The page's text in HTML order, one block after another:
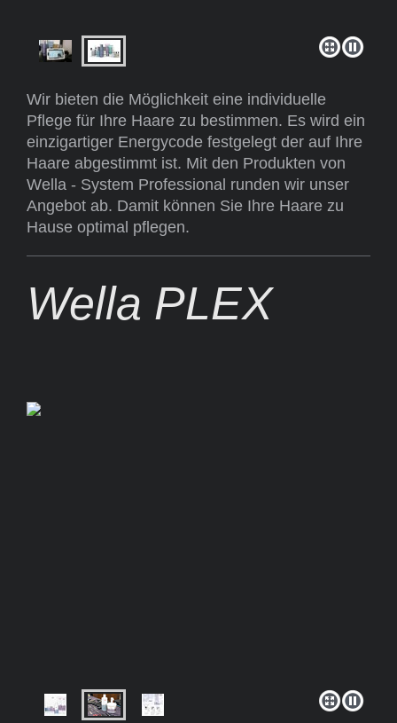
Wir bieten die Möglichkeit eine individuelle
Pflege für Ihre Haare zu bestimmen. Es wird ein
einzigartiger Energycode festgelegt der auf Ihre
Haare abgestimmt ist. Mit den Produkten von
Wella - System Professional runden wir unser
Angebot ab. Damit können Sie Ihre Haare zu
Hause optimal pflegen.
Wella PLEX